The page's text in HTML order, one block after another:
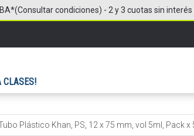
CLASES!
condiciones) - 2 y 3 cuotas sin
Plástico Khan, PS, 12 x 75 mm, vol 5ml, Pack x